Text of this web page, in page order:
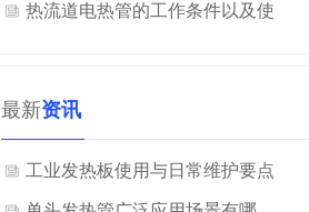
使用寿命？
热流道电热管的工作条件以及使
最新资讯
工业发热板使用与日常维护要点